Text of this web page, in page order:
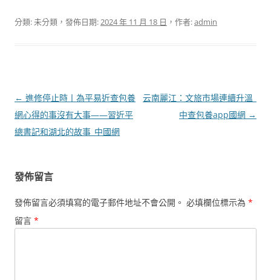
分類: 未分類，發佈日期:2024 年 11 月 18 日 ，作者:admin
文
章
導
← 進修停止時丨為平易近查包養
網心得的事沒有大事——習近平
總書記和湖北的故事_中國網
云南麗江：文旅市場連續升溫_
中查包養app國網 →
發佈留言
發佈留言必須填寫的電子郵件地址不會公開。 必填欄位標示為 *
留言 *